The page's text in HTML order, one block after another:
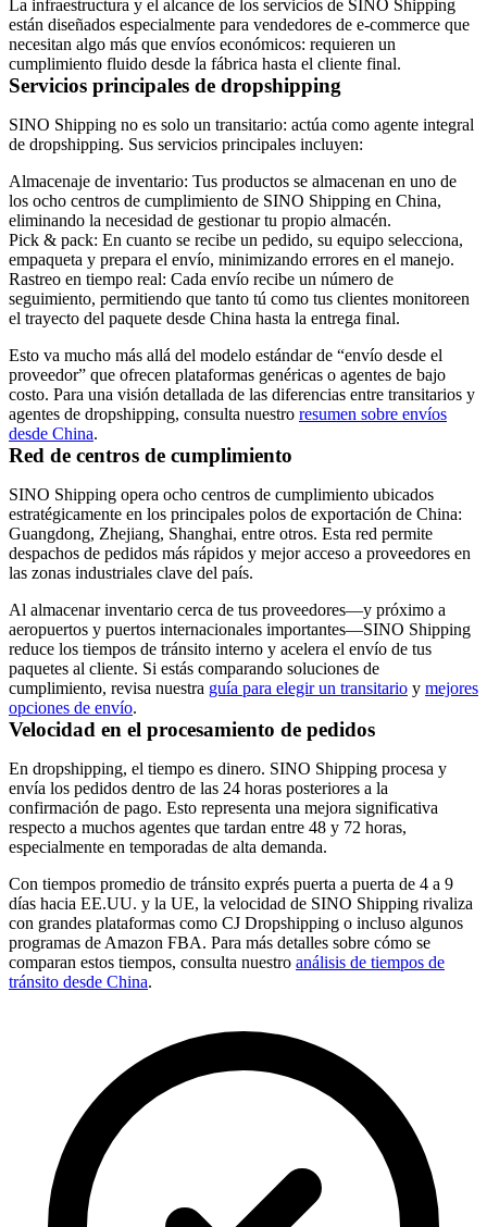
La infraestructura y el alcance de los servicios de SINO Shipping
están diseñados especialmente para vendedores de e-commerce que
necesitan algo más que envíos económicos: requieren un
cumplimiento fluido desde la fábrica hasta el cliente final.
Servicios principales de dropshipping
SINO Shipping no es solo un transitario: actúa como agente integral
de dropshipping. Sus servicios principales incluyen:
Almacenaje de inventario: Tus productos se almacenan en uno de
los ocho centros de cumplimiento de SINO Shipping en China,
eliminando la necesidad de gestionar tu propio almacén.
Pick & pack: En cuanto se recibe un pedido, su equipo selecciona,
empaqueta y prepara el envío, minimizando errores en el manejo.
Rastreo en tiempo real: Cada envío recibe un número de
seguimiento, permitiendo que tanto tú como tus clientes monitoreen
el trayecto del paquete desde China hasta la entrega final.
Esto va mucho más allá del modelo estándar de “envío desde el
proveedor” que ofrecen plataformas genéricas o agentes de bajo
costo. Para una visión detallada de las diferencias entre transitarios y
agentes de dropshipping, consulta nuestro resumen sobre envíos
desde China.
Red de centros de cumplimiento
SINO Shipping opera ocho centros de cumplimiento ubicados
estratégicamente en los principales polos de exportación de China:
Guangdong, Zhejiang, Shanghai, entre otros. Esta red permite
despachos de pedidos más rápidos y mejor acceso a proveedores en
las zonas industriales clave del país.
Al almacenar inventario cerca de tus proveedores—y próximo a
aeropuertos y puertos internacionales importantes—SINO Shipping
reduce los tiempos de tránsito interno y acelera el envío de tus
paquetes al cliente. Si estás comparando soluciones de
cumplimiento, revisa nuestra guía para elegir un transitario y mejores
opciones de envío.
Velocidad en el procesamiento de pedidos
En dropshipping, el tiempo es dinero. SINO Shipping procesa y
envía los pedidos dentro de las 24 horas posteriores a la
confirmación de pago. Esto representa una mejora significativa
respecto a muchos agentes que tardan entre 48 y 72 horas,
especialmente en temporadas de alta demanda.
Con tiempos promedio de tránsito exprés puerta a puerta de 4 a 9
días hacia EE.UU. y la UE, la velocidad de SINO Shipping rivaliza
con grandes plataformas como CJ Dropshipping o incluso algunos
programas de Amazon FBA. Para más detalles sobre cómo se
comparan estos tiempos, consulta nuestro análisis de tiempos de
tránsito desde China.